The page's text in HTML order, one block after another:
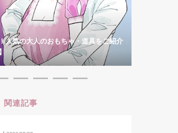
人気の大人のおもちゃ・道具をご紹介
関連記事